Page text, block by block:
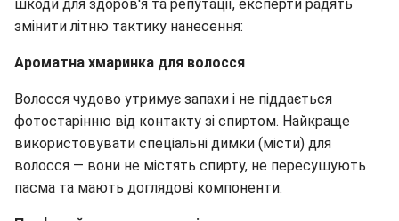
шкоди для здоров'я та репутації, експерти радять
змінити літню тактику нанесення:
Ароматна хмаринка для волосся
Волосся чудово утримує запахи і не піддається
фотостарінню від контакту зі спиртом. Найкраще
використовувати спеціальні димки (місти) для
волосся — вони не містять спирту, не пересушують
пасма та мають доглядові компоненти.